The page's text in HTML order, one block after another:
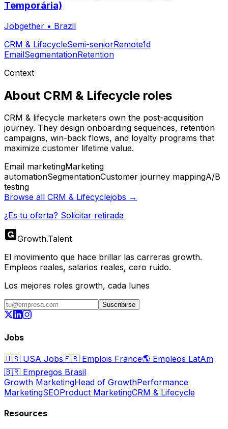
Temporária)
Jobgether • Brazil
CRM & LifecycleSemi-seniorRemote1d
EmailSegmentationRetention
Context
About CRM & Lifecycle roles
CRM & lifecycle marketers own the post-acquisition
journey. They design onboarding sequences, retention
campaigns, win-back flows, and loyalty programs that
maximize customer lifetime value.
Email marketingMarketing
automationSegmentationCustomer journey mappingA/B
testing
Browse all CRM & Lifecyclejobs →
¿Es tu oferta? Solicitar retirada
Growth.Talent
El movimiento que hace brillar las carreras growth.
Empleos reales, salarios reales, cero ruido.
Los mejores roles growth, cada lunes
Suscribirse
Jobs
🇺🇸 USA Jobs🇫🇷 Emplois France🌎 Empleos LatAm
🇧🇷 Empregos Brasil
Growth MarketingHead of GrowthPerformance
MarketingSEOProduct MarketingCRM & Lifecycle
Resources